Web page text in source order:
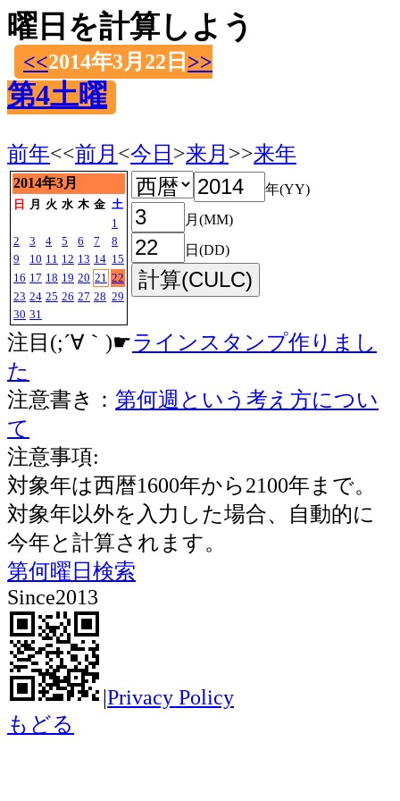
曜日を計算しよう
<<2014年3月22日 >>
第4土曜
前年<<前月 <今日 >来月 >>来年
2014年3月
日 月 火 水 木 金 土
1
2
3 4 5 6 7
8
9
10 11 12 13 14 15
16 17 18 19 20 21 22
23 24 25 26 27 28 29
30 31
年(YY)
月(MM)
日(DD)
注目(;´∀｀)☛ラインスタンプ作りまし
た
注意書き： 第何週という考え方につい
て
注意事項:
対象年は西暦1600年から2100年まで。
対象年以外を入力した場合、自動的に
今年と計算されます。
第何曜日検索
Since2013
|Privacy Policy
もどる